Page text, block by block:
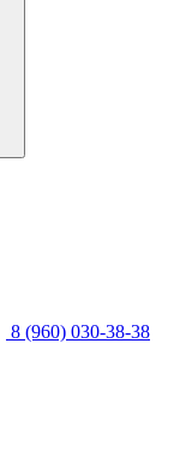
8 (960) 030-38-38